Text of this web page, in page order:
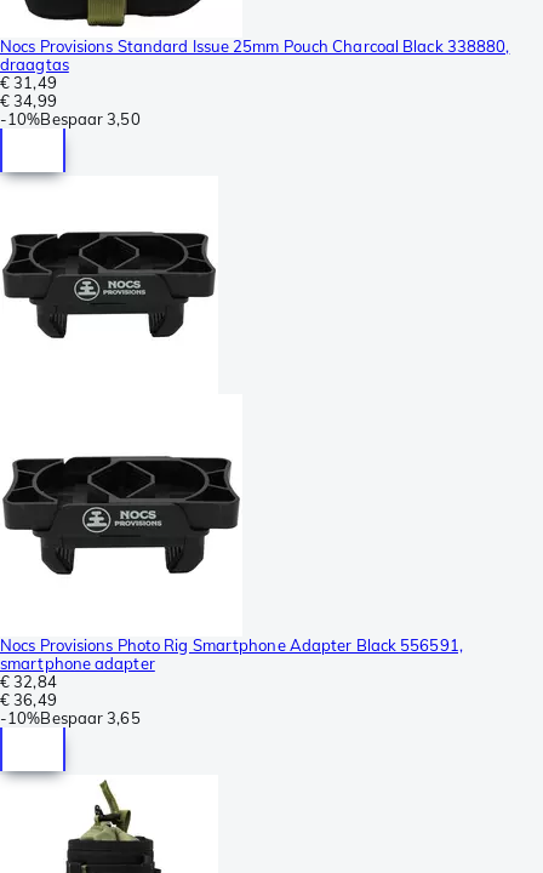
Nocs Provisions Standard Issue 25mm Pouch Charcoal Black 338880,
draagtas
€ 31,49
€ 34,99
-10%Bespaar 3,50
Nocs Provisions Photo Rig Smartphone Adapter Black 556591,
smartphone adapter
€ 32,84
€ 36,49
-10%Bespaar 3,65